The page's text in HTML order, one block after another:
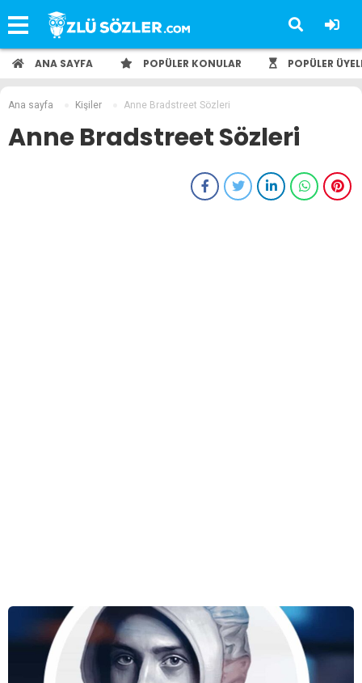
ANA SAYFA POPÜLER KONULAR POPÜLER
Ana sayfa Kişiler Anne Bradstreet Sözleri
Anne Bradstreet Sözleri